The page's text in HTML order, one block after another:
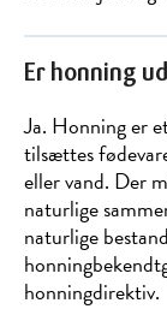
Er honning
Ja. Honning er
tilsættes
eller vand. Der
naturlige
naturlige
honningdirektiv.